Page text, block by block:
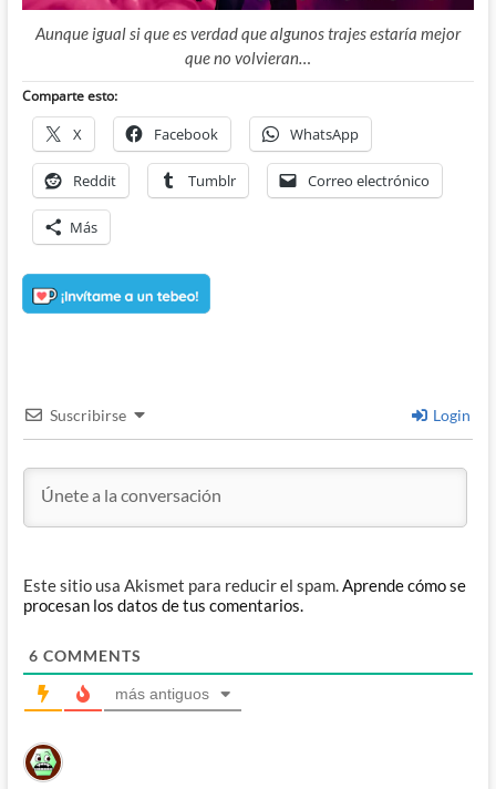
Aunque igual si que es verdad que algunos trajes estaría mejor
que no volvieran…
Comparte esto:
X Facebook WhatsApp
Reddit Tumblr Correo electrónico
Más
Suscribirse Login
Este sitio usa Akismet para reducir el spam.Aprende cómo se
procesan los datos de tus comentarios.
6 COMMENTS
más antiguos